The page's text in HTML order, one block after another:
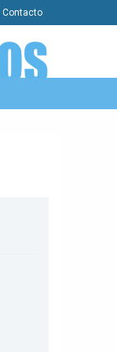
Contacto